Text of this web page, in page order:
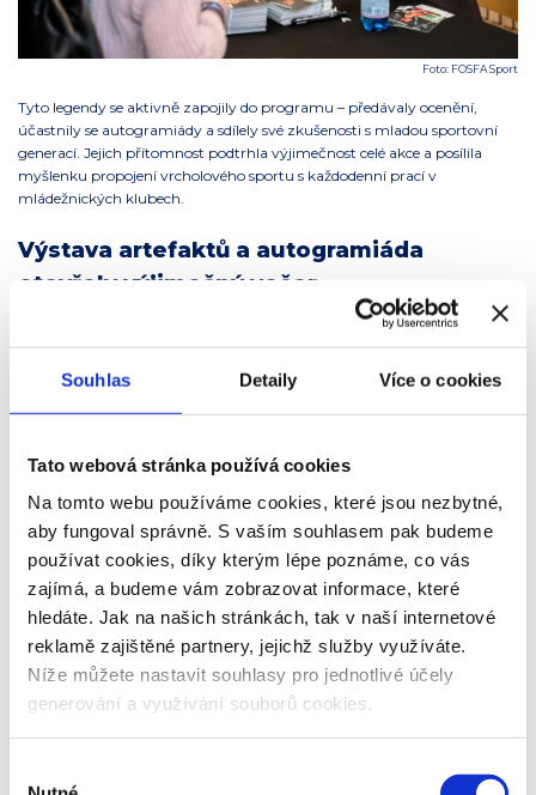
Souhlas Detaily Více o cookies
Tato webová stránka používá cookies
Na tomto webu používáme cookies, které jsou nezbytné,
aby fungoval správně. S vaším souhlasem pak budeme
používat cookies, díky kterým lépe poznáme, co vás
zajímá, a budeme vám zobrazovat informace, které
hledáte. Jak na našich stránkách, tak v naší internetové
reklamě zajištěné partnery, jejichž služby využíváte.
Níže můžete nastavit souhlasy pro jednotlivé účely
generování a využívání souborů cookies.
Foto: FOSFA Sport
Tyto legendy se aktivně zapojily do programu – předávaly ocenění,
účastnily se autogramiády a sdílely své zkušenosti s mladou sportovní
generací. Jejich přítomnost podtrhla výjimečnost celé akce a posílila
myšlenku propojení vrcholového sportu s každodenní prací v
mládežnických klubech.
Výstava artefaktů a autogramiáda
otevřely výjimečný večer
Foto: FOSFA Sport
Ještě před samotným zahájením hlavního programu měli návštěvníci
důstojný rámec celému galavečeru a symbolicky propojila minulost,